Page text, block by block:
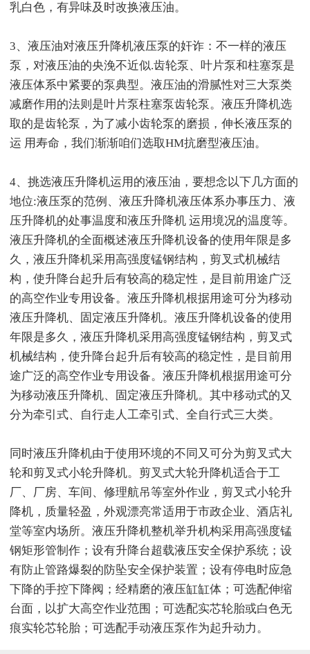
乳白色，有异味及时改换液压油。
3、液压油对液压升降机液压泵的奸诈：不一样的液压
泵，对液压油的央浼不近似.齿轮泵、叶片泵和柱塞泵是
液压体系中紧要的泵典型。液压油的滑腻性对三大泵类
减磨作用的法则是叶片泵柱塞泵齿轮泵。液压升降机选
取的是齿轮泵，为了减小齿轮泵的磨损，伸长液压泵的
运 用寿命，我们渐渐咱们选取HM抗磨型液压油。
4、挑选液压升降机运用的液压油，要想念以下几方面的
地位:液压泵的范例、液压升降机液压体系办事压力、液
压升降机的处事温度和液压升降机 运用境况的温度等。
液压升降机的全面概述液压升降机设备的使用年限是多
久，液压升降机采用高强度锰钢结构，剪叉式机械结
构，使升降台起升后有较高的稳定性，是目前用途广泛
的高空作业专用设备。液压升降机根据用途可分为移动
液压升降机、固定液压升降机。液压升降机设备的使用
年限是多久，液压升降机采用高强度锰钢结构，剪叉式
机械结构，使升降台起升后有较高的稳定性，是目前用
途广泛的高空作业专用设备。液压升降机根据用途可分
为移动液压升降机、固定液压升降机。其中移动式的又
分为牵引式、自行走人工牵引式、全自行式三大类。
同时液压升降机由于使用环境的不同又可分为剪叉式大
轮和剪叉式小轮升降机。剪叉式大轮升降机适合于工
厂、厂房、车间、修理航吊等室外作业，剪叉式小轮升
降机，质量轻盈，外观漂亮常适用于市政企业、酒店礼
堂等室内场所。液压升降机整机举升机构采用高强度锰
钢矩形管制作；设有升降台超载液压安全保护系统；设
有防止管路爆裂的防坠安全保护装置；设有停电时应急
下降的手控下降阀；经精磨的液压缸缸体；可选配伸缩
台面，以扩大高空作业范围；可选配实芯轮胎或白色无
痕实轮芯轮胎；可选配手动液压泵作为起升动力。